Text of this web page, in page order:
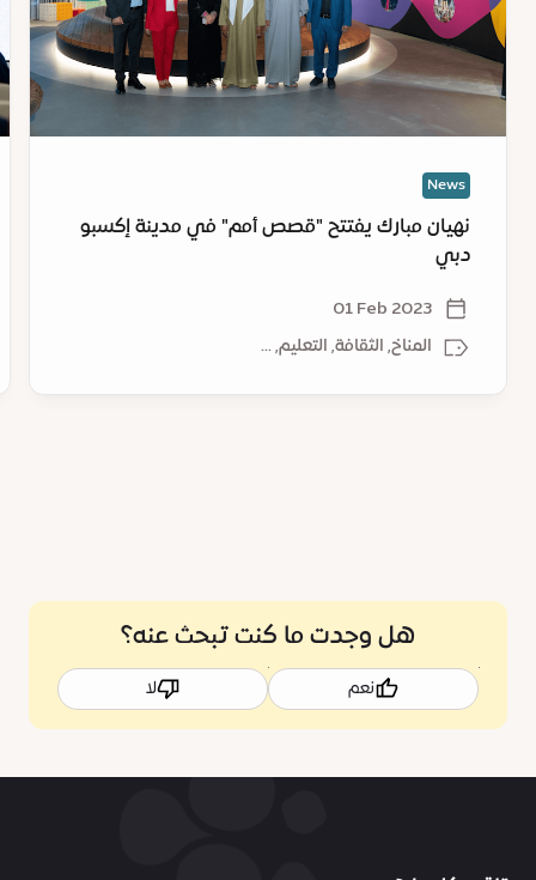
أمم"
في
مدينة
إكسبو
دبي
News
نهيان مبارك يفتتح "قصص أمم" في مدينة إكسبو
دبي
01 Feb 2023
المناخ, الثقافة, التعليم, ...
هل وجدت ما كنت تبحث عنه؟
نعم لا